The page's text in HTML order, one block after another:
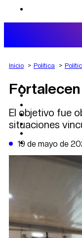
AGRO
DEPORTES
POLÍTICA
CAMBIO
DE LA
Inicio Política
El objetivo fue
situaciones
19 de mayo de